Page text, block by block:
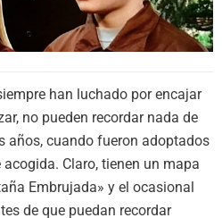
han luchado por encajar
no pueden recordar nada de
años, cuando fueron adoptados
Claro, tienen un mapa
Embrujada» y el ocasional
de que puedan recordar